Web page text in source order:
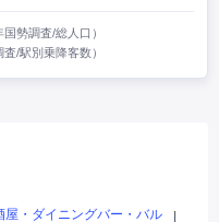
勢調査/総人口）
/駅別乗降客数）
屋・ダイニングバー・バル